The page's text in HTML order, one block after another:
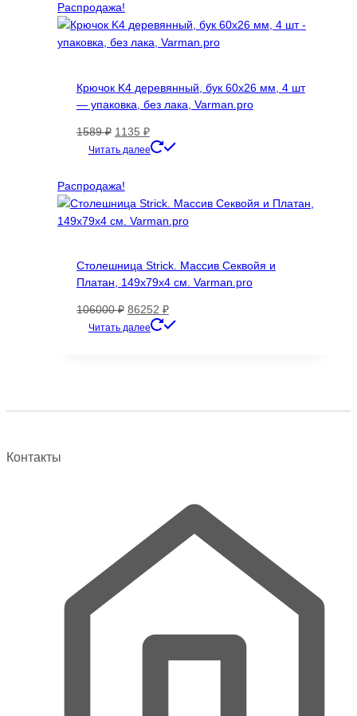
Распродажа!
Крючок K4 деревянный, бук 60х26 мм, 4 шт
— упаковка, без лака, Varman.pro
1589₽ Первоначальная
цена
1589 ₽.
1135 ₽Текущая
цена:
Читать далее
Распродажа!
Столешница Strick. Массив Секвойя и
Платан, 149х79х4 см. Varman.pro
106000₽ Первоначальная
цена
86252 ₽Текущая
цена:
Читать далее
Контакты